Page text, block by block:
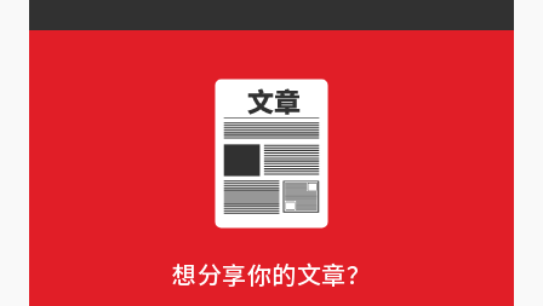
想分享你的文章？